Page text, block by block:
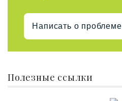
Написать о проблеме
Полезные ссылки